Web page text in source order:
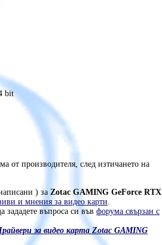
bit
от производителя, след изтичането на
) за Zotac GAMING GeForce RTX
и мнения за видео карти
въпроса си във форума свързан с
за видео карта Zotac GAMING